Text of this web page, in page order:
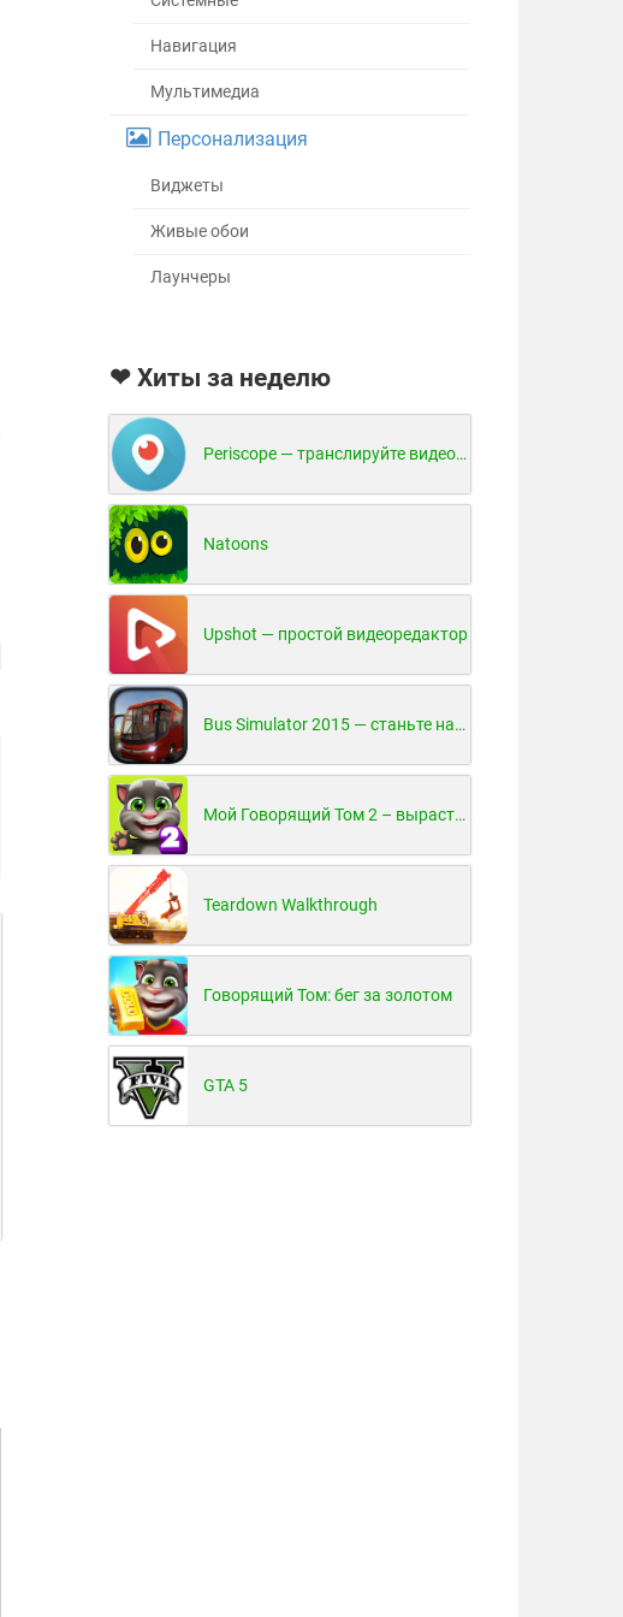
Навигация
Мультимедиа
Персонализация
Виджеты
Живые обои
Лаунчеры
❤ Хиты за неделю
Periscope — транслируйте видео в реальном времени!
Natoons
Upshot — простой видеоредактор
Bus Simulator 2015 — станьте настоящим водителем автобуса!
Мой Говорящий Том 2 – вырасти и воспитай своего котенка
Teardown Walkthrough
Говорящий Том: бег за золотом
GTA 5